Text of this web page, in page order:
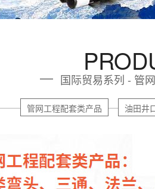
国际贸易系列 - 管
管网工程配套类产品 油田井